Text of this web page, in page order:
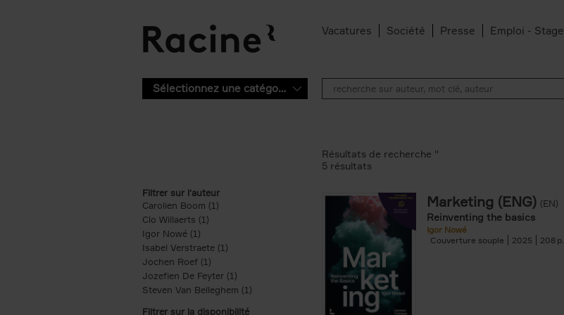
Vacatures Société Presse Emploi - Stage
Sélectionnez une catégorie
Filtrer sur l'auteur
Carolien Boom (1)
Clo Willaerts (1)
Igor Nowé (1)
Isabel Verstraete (1) Apply Isabel Verstraete filter
Jochen Roef (1)
Jozefien De Feyter (1) Apply Jozefien De Feyter filter
Steven Van Belleghem (1) Apply Steven Van Belleghem filter
Filtrer sur la disponibilité
Résultats de recherche ''
5 résultats
Marketing (ENG) (EN)
Reinventing the basics
Igor Nowé
Couverture souple
2025 208